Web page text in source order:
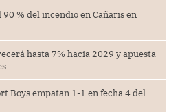
% del incendio en Cañaris en
hasta 7% hacia 2029 y apuesta
Boys empatan 1-1 en fecha 4 del